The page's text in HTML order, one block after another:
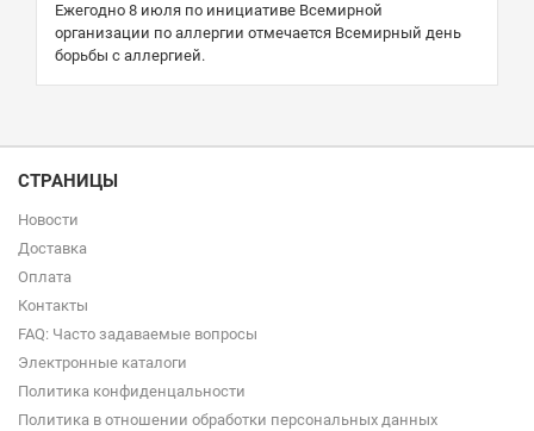
Ежегодно 8 июля по инициативе Всемирной
организации по аллергии отмечается Всемирный день
борьбы с аллергией.
СТРАНИЦЫ
Новости
Доставка
Оплата
Контакты
FAQ: Часто задаваемые вопросы
Электронные каталоги
Политика конфиденцальности
Политика в отношении обработки персональных данных